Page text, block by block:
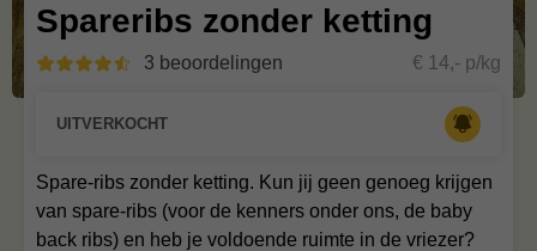
Spareribs zonder ketting
3 beoordelingen € 14,- p/kg
Spare-ribs zonder ketting. Kun jij geen genoeg krijgen
van spare-ribs (voor de kenners onder ons, de baby
back ribs) en heb je voldoende ruimte in de vriezer?
UITVERKOCHT